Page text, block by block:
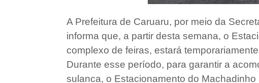
A Prefeitura de Caruaru, por meio da
informa que, a partir desta semana, o
complexo de feiras, estará
Durante esse período, para garantir a
sulanca, o Estacionamento do